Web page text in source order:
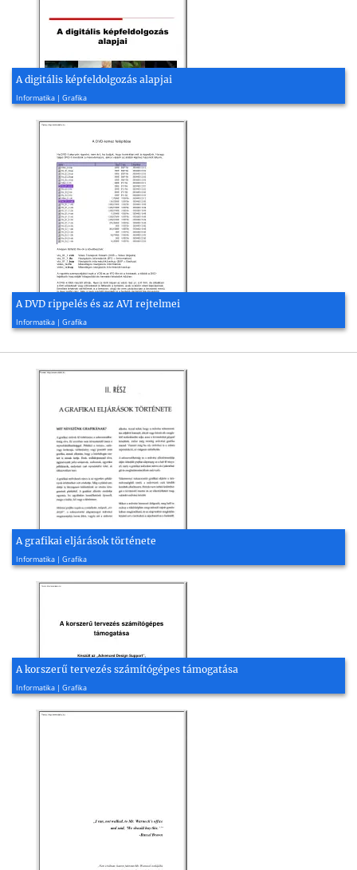
A digitális képfeldolgozás alapjai
Informatika | Grafika
A DVD rippelés és az AVI rejtelmei
Informatika | Grafika
A grafikai eljárások története
Informatika | Grafika
A korszerű tervezés számítógépes támogatása
Informatika | Grafika